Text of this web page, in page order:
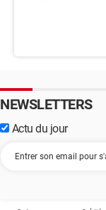
NEWSLETTERS
Actu du jour